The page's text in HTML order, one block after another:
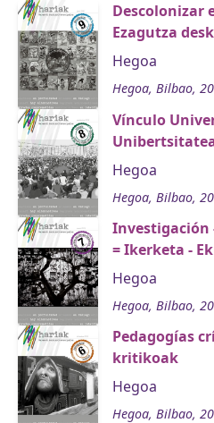
Descolonizar
Ezagutza
Hegoa
Hegoa, Bilbao,
Vínculo
Hegoa
Hegoa, Bilbao,
Investigación
= Ikerketa -
Hegoa
Hegoa, Bilbao,
Pedagogías
kritikoak
Hegoa
Hegoa, Bilbao,